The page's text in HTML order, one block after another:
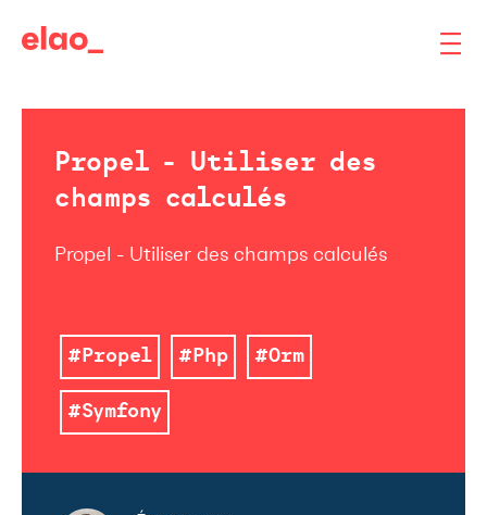
Propel - Utiliser des
champs calculés
Propel - Utiliser des champs calculés
#Propel #Php #Orm
#Symfony